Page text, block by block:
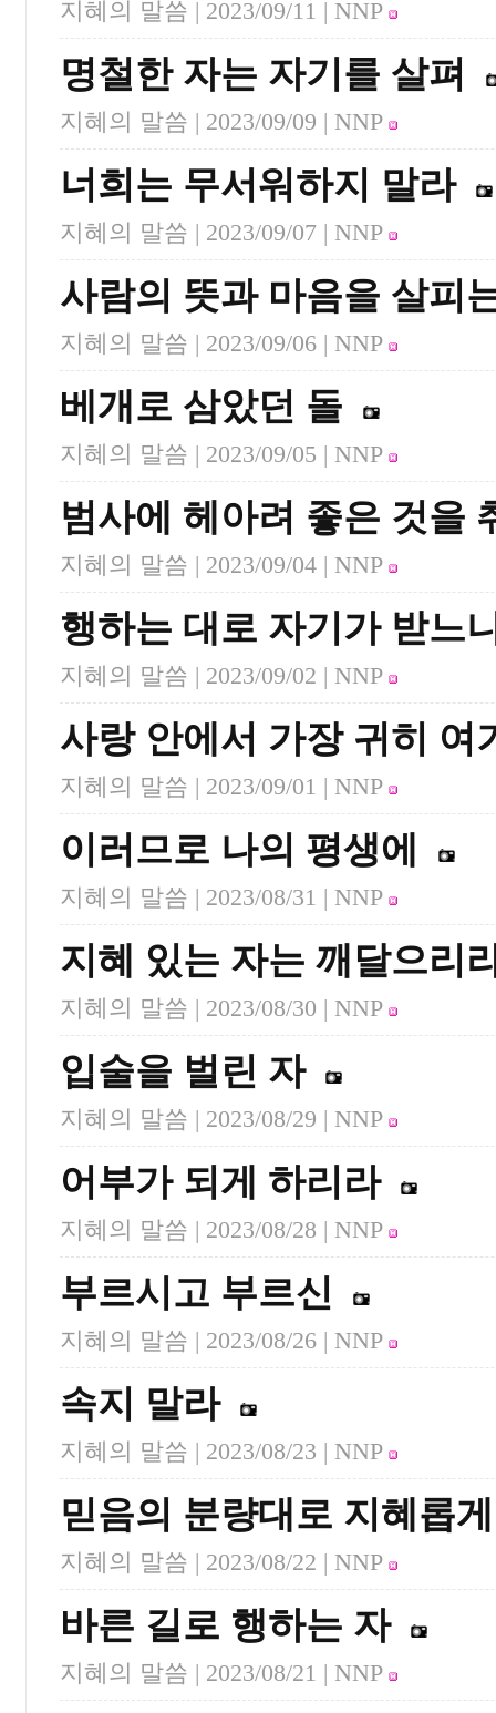
지혜의 말씀 | 2023/09/11 | NNP
명철한 자는 자기를 살펴
지혜의 말씀 | 2023/09/09 | NNP
너희는 무서워하지 말라
지혜의 말씀 | 2023/09/07 | NNP
사람의 뜻과 마음을 살피
지혜의 말씀 | 2023/09/06 | NNP
베개로 삼았던 돌
지혜의 말씀 | 2023/09/05 | NNP
범사에 헤아려 좋은 것을
지혜의 말씀 | 2023/09/04 | NNP
행하는 대로 자기가 받느
지혜의 말씀 | 2023/09/02 | NNP
사랑 안에서 가장 귀히 여
지혜의 말씀 | 2023/09/01 | NNP
이러므로 나의 평생에
지혜의 말씀 | 2023/08/31 | NNP
지혜 있는 자는 깨달으리
지혜의 말씀 | 2023/08/30 | NNP
입술을 벌린 자
지혜의 말씀 | 2023/08/29 | NNP
어부가 되게 하리라
지혜의 말씀 | 2023/08/28 | NNP
부르시고 부르신
지혜의 말씀 | 2023/08/26 | NNP
속지 말라
지혜의 말씀 | 2023/08/23 | NNP
믿음의 분량대로 지혜롭게
지혜의 말씀 | 2023/08/22 | NNP
바른 길로 행하는 자
지혜의 말씀 | 2023/08/21 | NNP